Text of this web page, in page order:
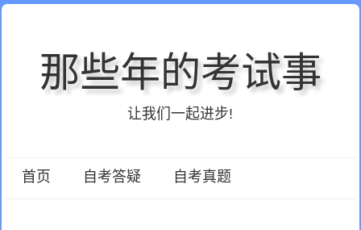
那些年的考试事
让我们一起进步!
首页 自考答疑 自考真题